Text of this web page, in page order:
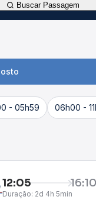
Buscar Passagem
- 05h59 06h00 -
12:05 16:10
Duração: 2d 4h 5min